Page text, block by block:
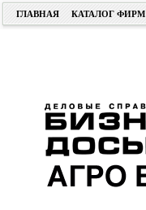
ГЛАВНАЯ КАТАЛОГ ФИРМ